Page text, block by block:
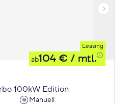
Leasing
ab104 € / mtl.
100kW Edition
Manuell